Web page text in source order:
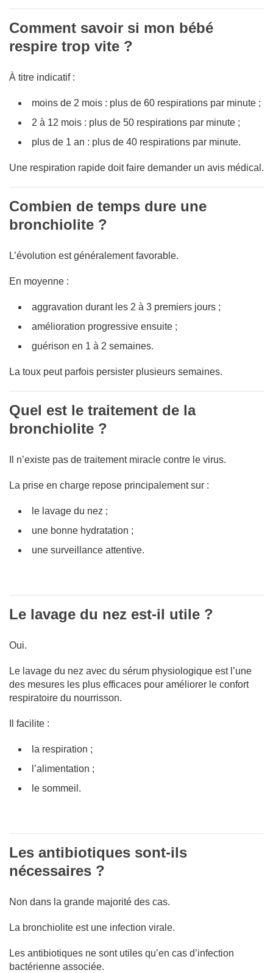
Comment savoir si mon bébé
respire trop vite ?
À titre indicatif :
moins de 2 mois : plus de 60 respirations par minute ;
2 à 12 mois : plus de 50 respirations par minute ;
plus de 1 an : plus de 40 respirations par minute.
Une respiration rapide doit faire demander un avis médical.
Combien de temps dure une
bronchiolite ?
L’évolution est généralement favorable.
En moyenne :
aggravation durant les 2 à 3 premiers jours ;
amélioration progressive ensuite ;
guérison en 1 à 2 semaines.
La toux peut parfois persister plusieurs semaines.
Quel est le traitement de la
bronchiolite ?
Il n’existe pas de traitement miracle contre le virus.
La prise en charge repose principalement sur :
le lavage du nez ;
une bonne hydratation ;
une surveillance attentive.
Le lavage du nez est-il utile ?
Oui.
Le lavage du nez avec du sérum physiologique est l’une
des mesures les plus efficaces pour améliorer le confort
respiratoire du nourrisson.
Il facilite :
la respiration ;
l’alimentation ;
le sommeil.
Les antibiotiques sont-ils
nécessaires ?
Non dans la grande majorité des cas.
La bronchiolite est une infection virale.
Les antibiotiques ne sont utiles qu’en cas d’infection
bactérienne associée.